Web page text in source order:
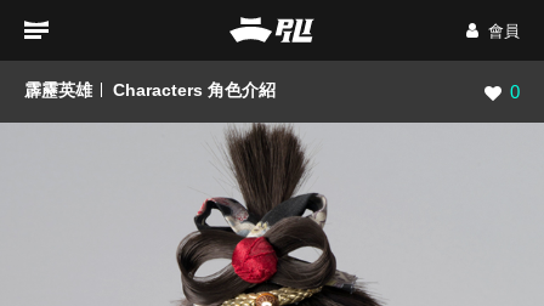
會員
霹靂英雄 Characters 角色介紹 瀏覽
0